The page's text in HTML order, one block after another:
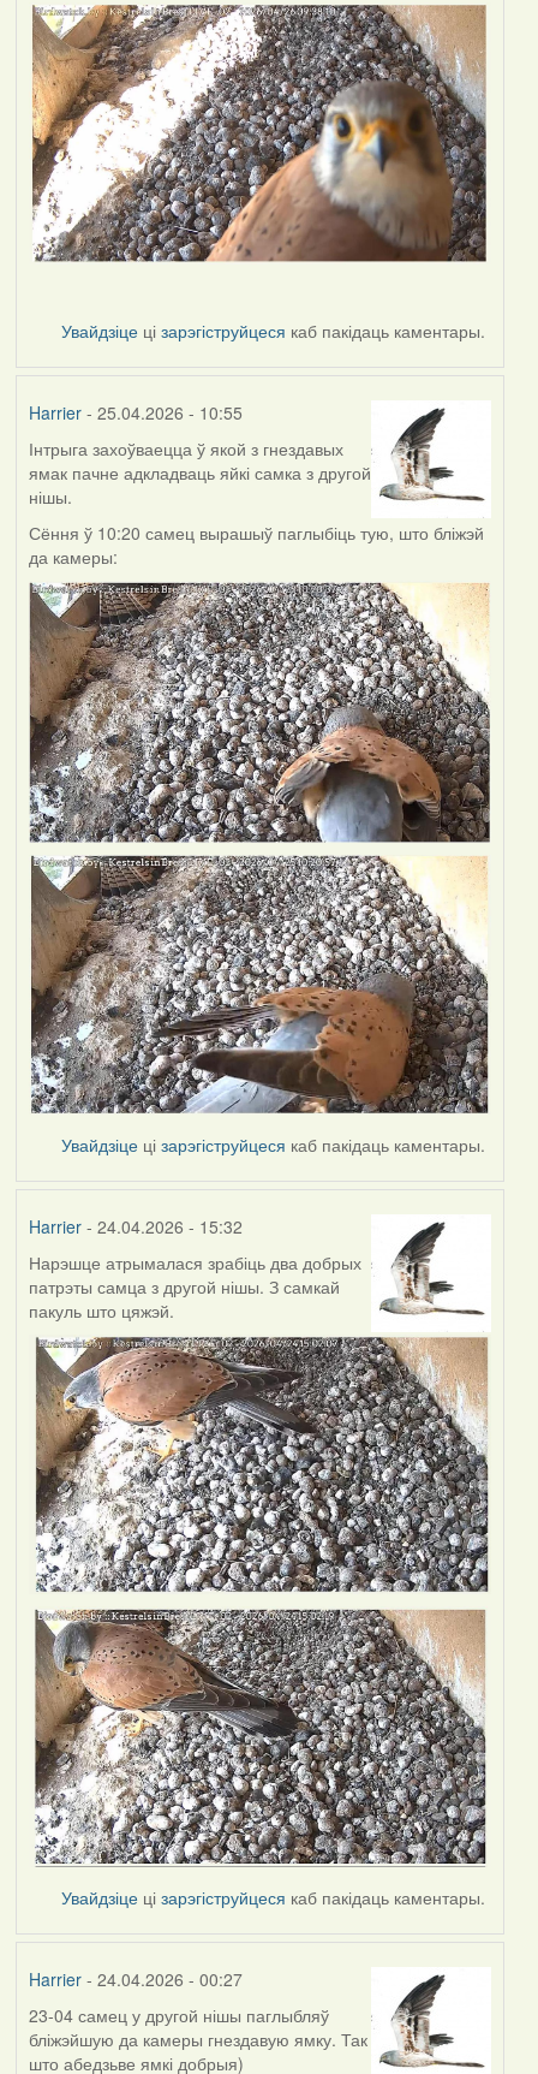
Увайдзіце цізарэгіструйцеся каб пакідаць каментары.
Harrier- 25.04.2026 - 10:55
Інтрыга захоўваецца ў якой з гнездавых
ямак пачне адкладваць яйкі самка з другой
нішы.
Сёння ў 10:20 самец вырашыў паглыбіць тую, што бліжэй
да камеры:
Увайдзіце цізарэгіструйцеся каб пакідаць каментары.
Harrier- 24.04.2026 - 15:32
Нарэшце атрымалася зрабіць два добрых
патрэты самца з другой нішы. З самкай
пакуль што цяжэй.
Увайдзіце цізарэгіструйцеся каб пакідаць каментары.
Harrier- 24.04.2026 - 00:27
23-04 самец у другой нішы паглыбляў
бліжэйшую да камеры гнездавую ямку. Так
што абедзьве ямкі добрыя)